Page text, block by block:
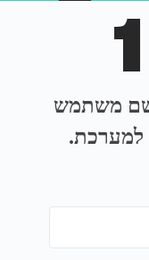
שם משתמש
למערכת.